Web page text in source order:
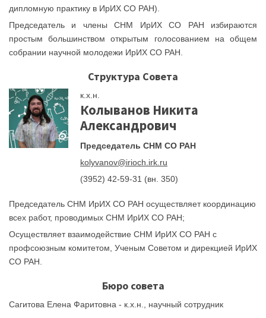
дипломную практику в ИрИХ СО РАН).
Председатель и члены СНМ ИрИХ СО РАН избираются
простым большинством открытым голосованием на общем
собрании научной молодежи ИрИХ СО РАН.
Структура Совета
к.х.н.
Колыванов Никита
Александрович
Председатель CНМ СО РАН
kolyvanov@irioch.irk.ru
(3952) 42-59-31 (вн. 350)
Председатель СНМ ИрИХ СО РАН осуществляет координацию
всех работ, проводимых СНМ ИрИХ СО РАН;
Осуществляет взаимодействие СНМ ИрИХ СО РАН с
профсоюзным комитетом, Ученым Советом и дирекцией ИрИХ
СО РАН.
Бюро совета
Сагитова Елена Фаритовна - к.х.н., научный сотрудник